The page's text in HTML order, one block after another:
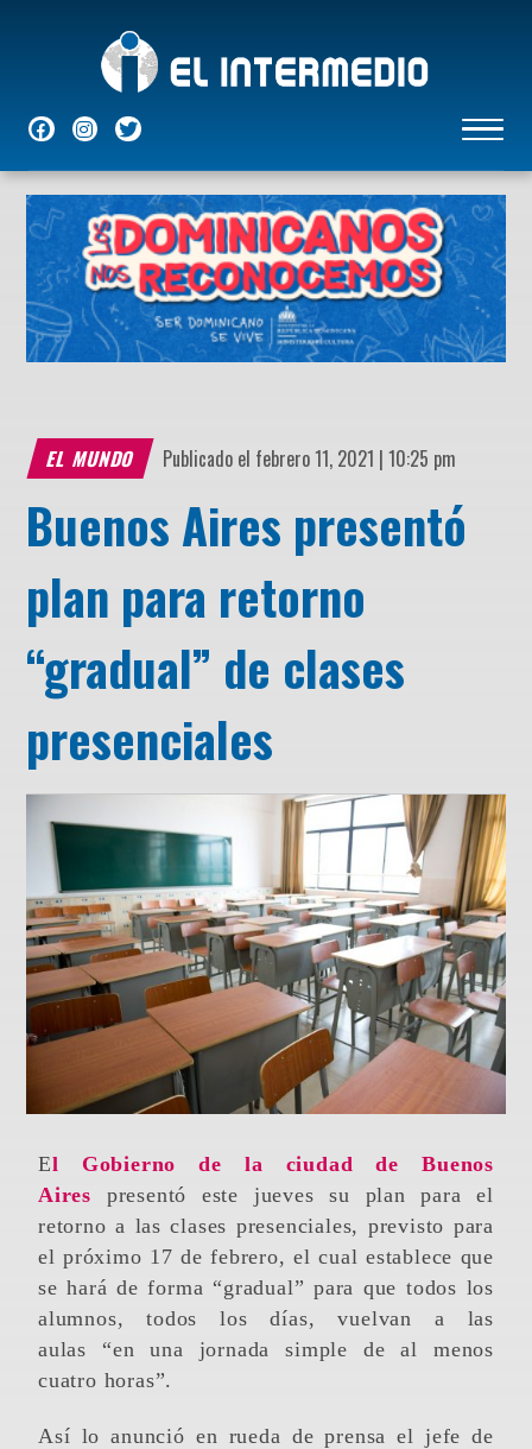
NACIONALES INTERNACIONALESECONÓMICASDEPORTES ENTRETENIMIENTO
EL MUNDO Publicado el febrero 11, 2021 | 10:25 pm
Buenos Aires presentó
plan para retorno
“gradual” de clases
presenciales
El Gobierno de la ciudad de Buenos
Aires presentó este jueves su plan para el
retorno a las clases presenciales, previsto para
el próximo 17 de febrero, el cual establece que
se hará de forma “gradual” para que todos los
alumnos, todos los días, vuelvan a las
aulas “en una jornada simple de al menos
cuatro horas”.
Así lo anunció en rueda de prensa el jefe de